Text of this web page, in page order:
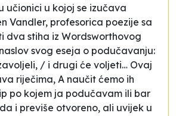
učionici u kojoj se izučava
Vandler, profesorica poezije sa
dva stiha iz Wordsworthovog
svog eseja o podučavanju:
/ i drugi će voljeti… Ovaj
riječima, A naučit ćemo ih
po kojem ja podučavam ili bar
i previše otvoreno, ali uvijek u